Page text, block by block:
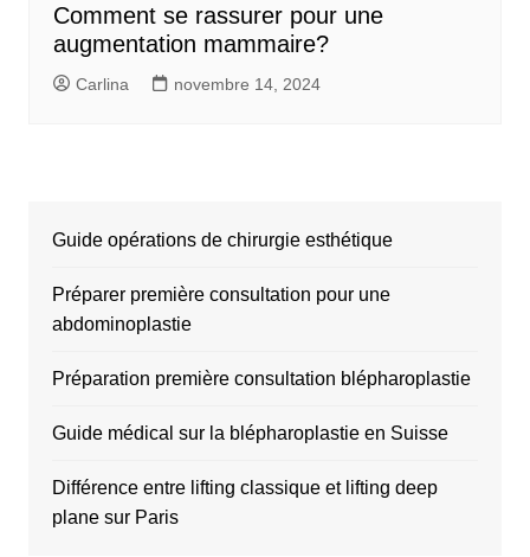
Comment se rassurer pour une
augmentation mammaire?
Carlina novembre 14, 2024
Guide opérations de chirurgie esthétique
Préparer première consultation pour une
abdominoplastie
Préparation première consultation blépharoplastie
Guide médical sur la blépharoplastie en Suisse
Différence entre lifting classique et lifting deep
plane sur Paris